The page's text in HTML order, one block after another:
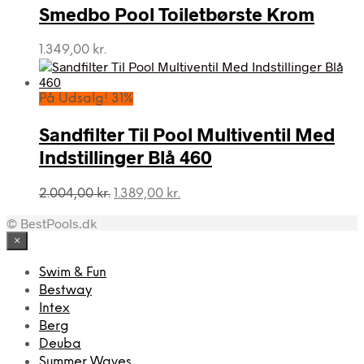
var:
1.515,00 kr..
er:
1.439,00 kr..
Smedbo Pool Toiletbørste Krom
1.349,00 kr.
På Udsalg! 31%
Sandfilter Til Pool Multiventil Med
Indstillinger Blå 460
2.004,00kr. Den
1.389,00 kr.
© BestPools.dk
×
Swim & Fun
Bestway
Intex
Berg
Deuba